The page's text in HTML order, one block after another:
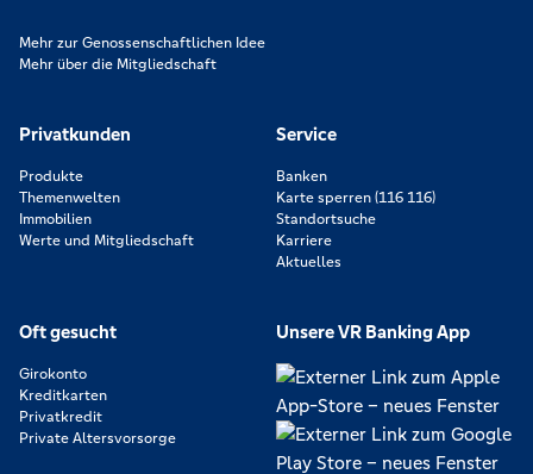
Mehr zur Genossenschaftlichen Idee
Mehr über die Mitgliedschaft
Privatkunden
Produkte
Themenwelten
Immobilien
Werte und Mitgliedschaft
Service
Banken
Karte sperren (116 116)
Standortsuche
Karriere
Aktuelles
Oft gesucht
Girokonto
Kreditkarten
Privatkredit
Private Altersvorsorge
Unsere VR Banking App